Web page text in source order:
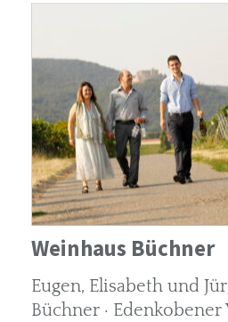
Weinhaus Büchner
Eugen, Elisabeth und
Büchner · Edenkobener